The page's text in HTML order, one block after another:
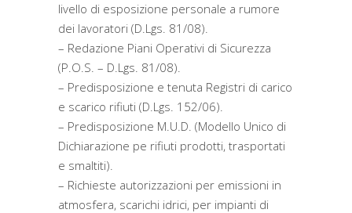
livello di esposizione personale a rumore
dei lavoratori (D.Lgs. 81/08).
– Redazione Piani Operativi di Sicurezza
(P.O.S. – D.Lgs. 81/08).
– Predisposizione e tenuta Registri di carico
e scarico rifiuti (D.Lgs. 152/06).
– Predisposizione M.U.D. (Modello Unico di
Dichiarazione pe rifiuti prodotti, trasportati
e smaltiti).
– Richieste autorizzazioni per emissioni in
atmosfera, scarichi idrici, per impianti di